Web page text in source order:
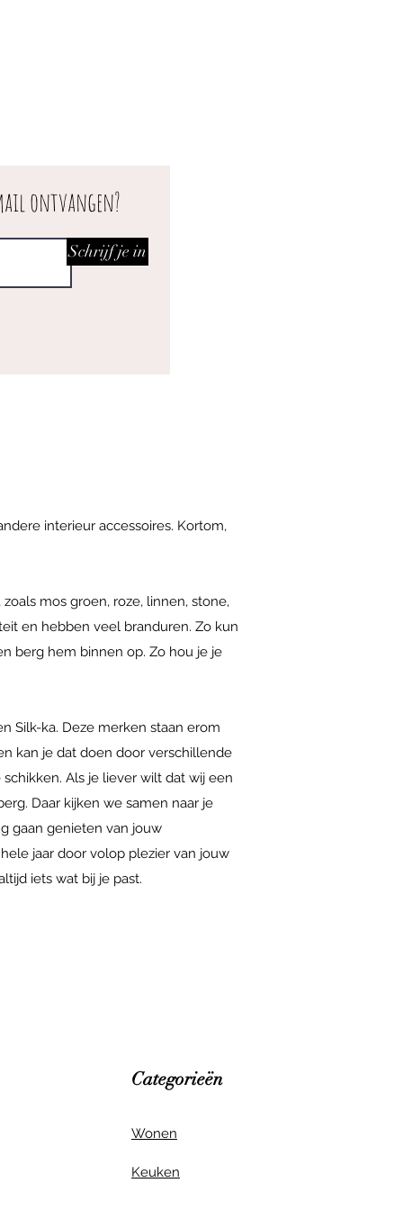
ontvangen?
Schrijf je in
interieur accessoires. Kortom,
mos groen, roze, linnen, stone,
en hebben veel branduren. Zo kun
berg hem binnen op. Zo hou je je
Silk-ka. Deze merken staan erom
kan je dat doen door verschillende
Als je liever wilt dat wij een
Daar kijken we samen naar je
gaan genieten van jouw
jaar door volop plezier van jouw
iets wat bij je past.
Categorieën
Wonen
Keuken